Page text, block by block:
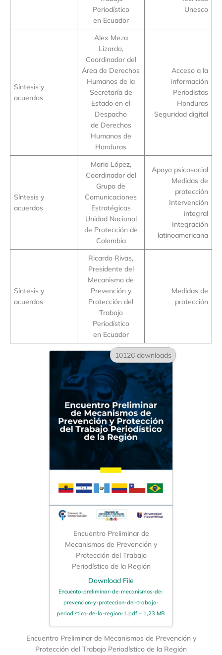
Periodístico
en Ecuador
Unesco
Síntesis y
acuerdos
Alex Meza
Lizardo,
Coordinador del
Área de Derechos
Humanos de la
Secretaría de
Estado en el
Despacho
de Derechos
Humanos de
Honduras
Acceso a la
información
Periodistas
Honduras
Seguridad digital
Síntesis y
acuerdos
Mario López,
Coordinador del
Grupo de
Comunicaciones
Estratégicas
Unidad Nacional
de Protección de
Colombia
Apoyo psicosocial
Medidas de
protección
Intervención
integral
Integración
latinoamericana
Síntesis y
acuerdos
Ricardo Rivas,
Presidente del
Mecanismo de
Prevención y
Protección del
Trabajo
Periodístico
en Ecuador
Medidas de
protección
10126 downloads
Encuentro Preliminar de
Mecanismos de Prevención y
Protección del Trabajo
Periodístico de la Región
Download File
Encuento-preliminar-de-mecanismos-de-
prevencion-y-proteccion-del-trabajo-
periodistico-de-la-region-1.pdf – 1,23 MB
Encuentro Preliminar de Mecanismos de Prevención y
Protección del Trabajo Periodístico de la Región